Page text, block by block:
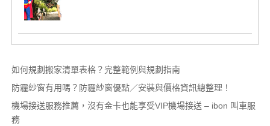
如何規劃搬家清單表格？完整範例與規劃指南
防霾紗窗有用嗎？防霾紗窗優點／安裝與價格資訊總整理！
機場接送服務推薦，沒有金卡也能享受VIP機場接送 – ibon 叫車服
務